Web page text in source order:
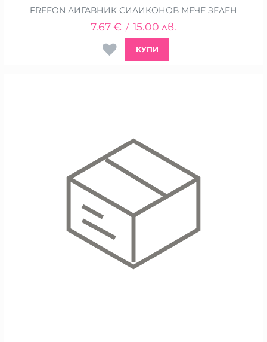
FREEON ЛИГАВНИК СИЛИКОНОВ МЕЧЕ ЗЕЛЕН
7.67€ / 15.00 лв.
КУПИ